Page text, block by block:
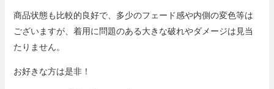
商品状態も比較的良好で、多少のフェード感や内側の変色等は
ございますが、着用に問題のある大きな破れやダメージは見当
たりません。
お好きな方は是非！